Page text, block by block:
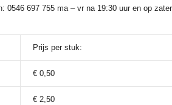
0546 697 755 ma – vr na 19:30 uur en op
Prijs per stuk:
€ 0,50
€ 2,50